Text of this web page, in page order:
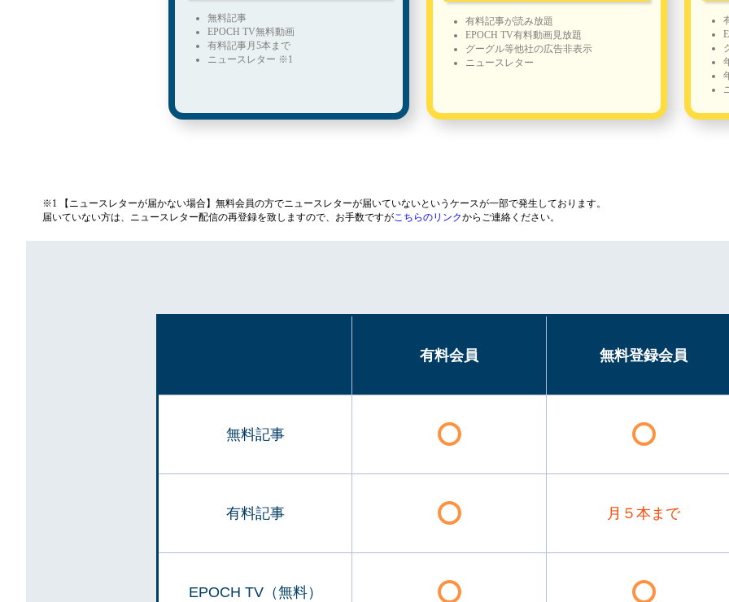
無料記事
EPOCH TV無料動画
有料記事月5本まで
ニュースレター ※1
有料記事が読み放題
EPOCH TV有料動画見放題
グーグル等他社の広告非表示
ニュースレター
※1 【ニュースレターが届かない場合】無料会員の方でニュースレターが届いていないというケースが一部で発生しております。
届いていない方は、ニュースレター配信の再登録を致しますので、お手数ですがこちらのリンクからご連絡ください。
有料会員 無料登録会員
無料記事
有料記事 月５本まで
EPOCH TV（無料）